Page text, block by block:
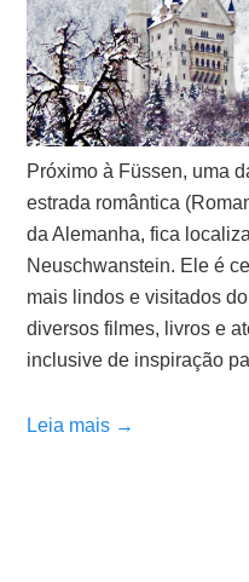
Próximo à Füssen, uma
estrada romântica
da Alemanha, fica
Neuschwanstein. Ele é
mais lindos e visitados
diversos filmes, livros e
inclusive de inspiração
Leia mais →